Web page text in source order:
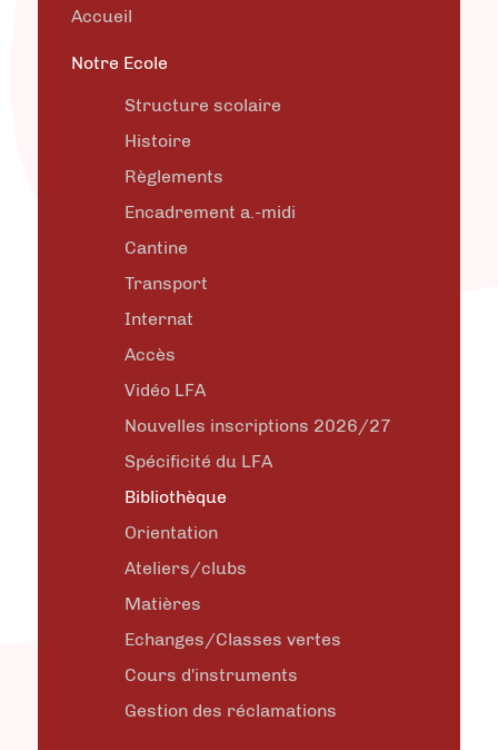
Accueil
Notre Ecole
Structure scolaire
Histoire
Règlements
Encadrement a.-midi
Cantine
Transport
Internat
Accès
Vidéo LFA
Nouvelles inscriptions 2026/27
Spécificité du LFA
Bibliothèque
Orientation
Ateliers/clubs
Matières
Echanges/Classes vertes
Cours d'instruments
Gestion des réclamations